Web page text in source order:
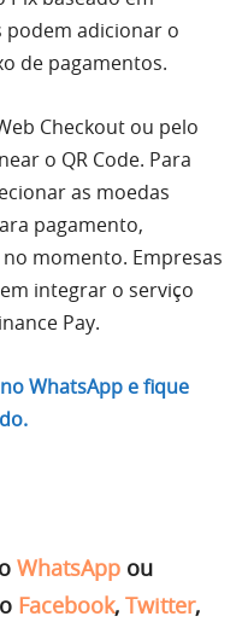
podem adicionar o
de pagamentos.
Checkout ou pelo
o QR Code. Para
as moedas
pagamento,
momento. Empresas
integrar o serviço
Pay.
WhatsApp e fique
WhatsApp ou
Facebook, Twitter,